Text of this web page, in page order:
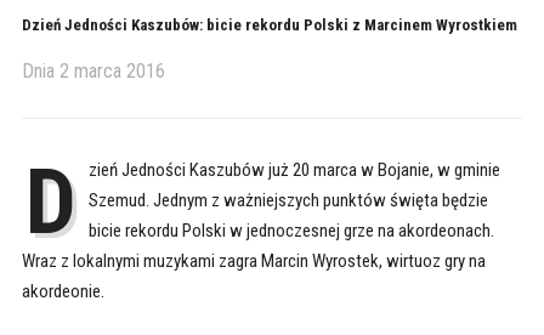
Dzień Jedności Kaszubów: bicie rekordu Polski z Marcinem Wyrostkiem
Dnia 2 marca 2016
D
zień Jedności Kaszubów już 20 marca w Bojanie, w gminie
Szemud. Jednym z ważniejszych punktów święta będzie
bicie rekordu Polski w jednoczesnej grze na akordeonach.
Wraz z lokalnymi muzykami zagra Marcin Wyrostek, wirtuoz gry na
akordeonie.